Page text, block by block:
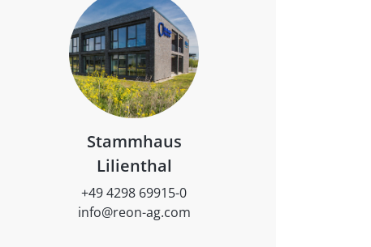
Stammhaus
Lilienthal
+49 4298 69915-0
info@reon-ag.com